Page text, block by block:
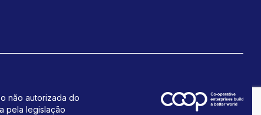
não autorizada do
pela legislação